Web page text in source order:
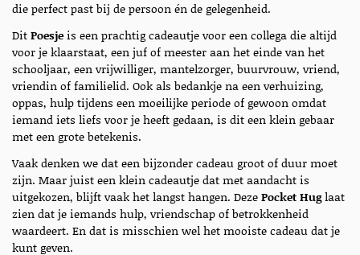
die perfect past bij de persoon én de gelegenheid.
DitPoesjeis een prachtig cadeautje voor een collega die altijd
voor je klaarstaat, een juf of meester aan het einde van het
schooljaar, een vrijwilliger, mantelzorger, buurvrouw, vriend,
vriendin of familielid. Ook als bedankje na een verhuizing,
oppas, hulp tijdens een moeilijke periode of gewoon omdat
iemand iets liefs voor je heeft gedaan, is dit een klein gebaar
met een grote betekenis.
Vaak denken we dat een bijzonder cadeau groot of duur moet
zijn. Maar juist een klein cadeautje dat met aandacht is
uitgekozen, blijft vaak het langst hangen. DezePocket Huglaat
zien dat je iemands hulp, vriendschap of betrokkenheid
waardeert. En dat is misschien wel het mooiste cadeau dat je
kunt geven.